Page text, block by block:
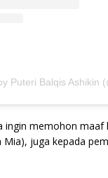
Puteri Balqis Ashikin
ingin memohon maaf
Mia), juga kepada